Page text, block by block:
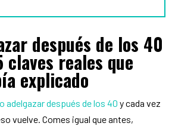
después de los 40
reales que
explicado
adelgazar después de los 40 y cada vez
vuelve. Comes igual que antes,